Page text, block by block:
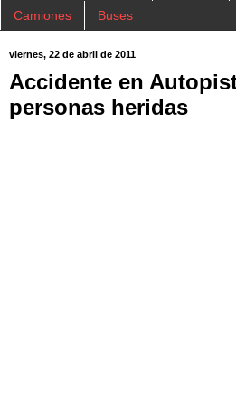
Camiones Buses
viernes, 22 de abril de 2011
Accidente en
personas heridas